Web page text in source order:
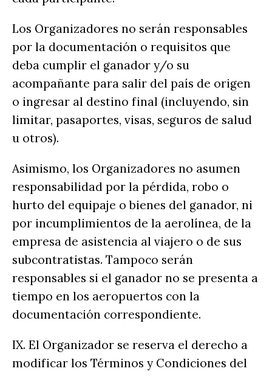
Los Organizadores no serán responsables
por la documentación o requisitos que
deba cumplir el ganador y/o su
acompañante para salir del país de origen
o ingresar al destino final (incluyendo, sin
limitar, pasaportes, visas, seguros de salud
u otros).
Asimismo, los Organizadores no asumen
responsabilidad por la pérdida, robo o
hurto del equipaje o bienes del ganador, ni
por incumplimientos de la aerolínea, de la
empresa de asistencia al viajero o de sus
subcontratistas. Tampoco serán
responsables si el ganador no se presenta a
tiempo en los aeropuertos con la
documentación correspondiente.
IX. El Organizador se reserva el derecho a
modificar los Términos y Condiciones del